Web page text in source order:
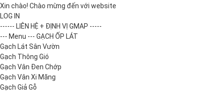
Xin chào! Chào mừng đến với website
LOG IN
------ LIÊN HỆ + ĐỊNH VỊ GMAP -----
--- Menu --- GẠCH ỐP LÁT
Gạch Lát Sân Vườn
Gạch Thông Gió
Gạch Vân Đen Chớp
Gạch Vân Xi Măng
Gạch Giả Gỗ